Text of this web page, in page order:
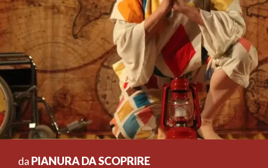
da PIANURA DA SCOPRIRE